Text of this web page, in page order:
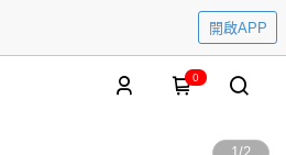
開啟APP
0